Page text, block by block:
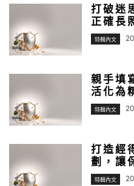
打破迷
正確長
特輯內文
親手填
活化為
特輯內文
打造經
劃，讓
特輯內文